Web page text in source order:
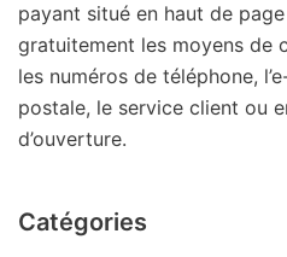
payant situé en haut de
gratuitement les moyens de
les numéros de téléphone,
postale, le service client ou
d’ouverture.
Catégories